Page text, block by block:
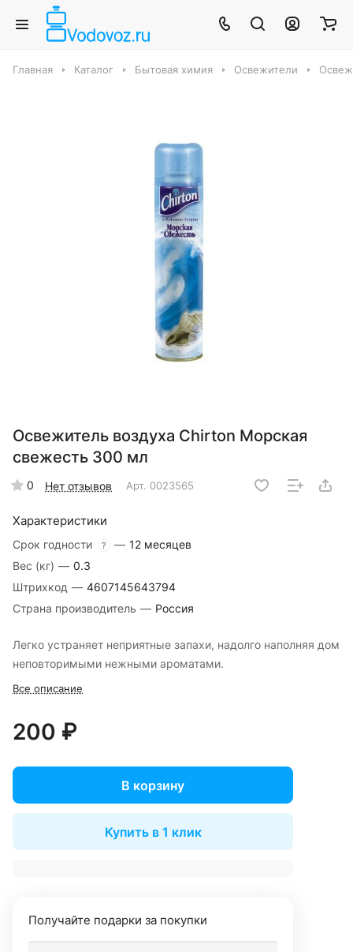
Главная Каталог Бытовая химия Освежители
Освежитель воздуха Chirton Морская
свежесть 300 мл
0 Нет отзывов Арт. 0023565
Характеристики
Срок годности ? — 12 месяцев
Вес (кг) — 0.3
Штрихкод — 4607145643794
Страна производитель — Россия
Легко устраняет неприятные запахи, надолго наполняя дом
неповторимыми нежными ароматами.
Все описание
200 ₽
В корзину
Купить в 1 клик
Получайте подарки за покупки